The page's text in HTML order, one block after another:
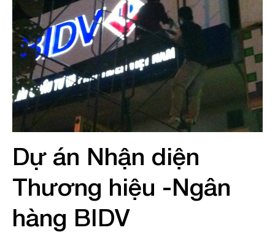
Dự án Nhận diện
Thương hiệu -Ngân
hàng BIDV